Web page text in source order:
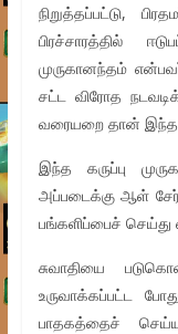
நிறுத்தப்பட்டு,
பிரச்சாரத்தில்
முருகானந்தம்
சட்ட விரோத
வரையறை தான் இந்த
இந்த கருப்பு
அப்படைக்கு ஆள்
பங்களிப்பைச்
சுவாதியை
உருவாக்கப்பட்ட
பாதகத்தைச்